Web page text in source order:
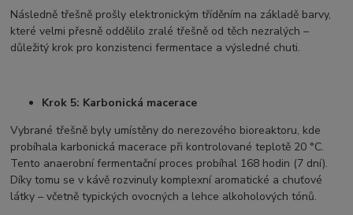
Následně třešně prošly elektronickým tříděním na základě barvy,
které velmi přesně oddělilo zralé třešně od těch nezralých –
důležitý krok pro konzistenci fermentace a výsledné chuti.
Krok 5: Karbonická macerace
Vybrané třešně byly umístěny do nerezového bioreaktoru, kde
probíhala karbonická macerace při kontrolované teplotě 20 °C.
Tento anaerobní fermentační proces probíhal 168 hodin (7 dní).
Díky tomu se v kávě rozvinuly komplexní aromatické a chuťové
látky – včetně typických ovocných a lehce alkoholových tónů.